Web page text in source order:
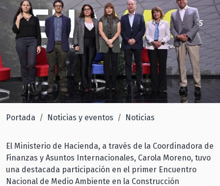
Portada Noticias y eventos Noticias
El Ministerio de Hacienda, a través de la Coordinadora de
Finanzas y Asuntos Internacionales, Carola Moreno, tuvo
una destacada participación en el primer Encuentro
Nacional de Medio Ambiente en la Construcción